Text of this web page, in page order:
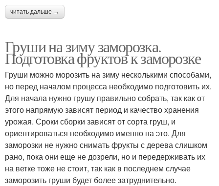
читать дальше →
Груши на зиму заморозка.
Подготовка фруктов к заморозке
Груши можно морозить на зиму несколькими способами,
но перед началом процесса необходимо подготовить их.
Для начала нужно грушу правильно собрать, так как от
этого напрямую зависят период и качество хранения
урожая. Сроки сборки зависят от сорта груш, и
ориентироваться необходимо именно на это. Для
заморозки не нужно снимать фрукты с дерева слишком
рано, пока они еще не дозрели, но и передерживать их
на ветке тоже не стоит, так как в последнем случае
заморозить груши будет более затруднительно.